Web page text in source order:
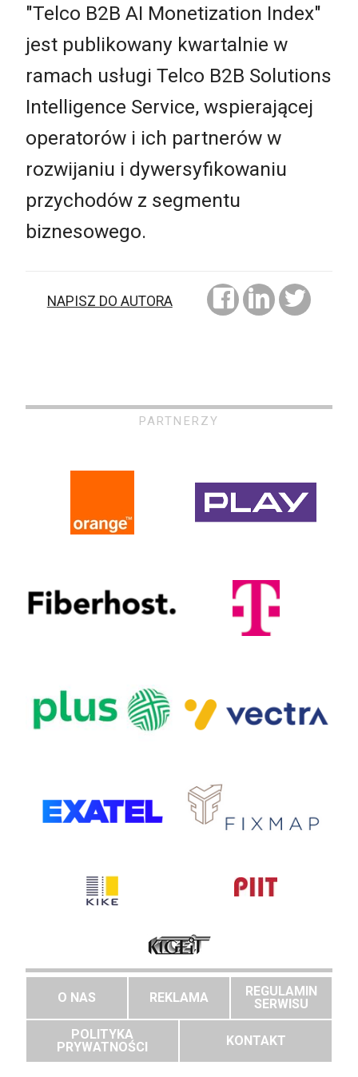
"Telco B2B AI Monetization Index"
jest publikowany kwartalnie w
ramach usługi Telco B2B Solutions
Intelligence Service, wspierającej
operatorów i ich partnerów w
rozwijaniu i dywersyfikowaniu
przychodów z segmentu
biznesowego.
NAPISZ DO AUTORA
PARTNERZY
O NAS REKLAMA
REGULAMIN
SERWISU
POLITYKA
PRYWATNOŚCI
KONTAKT